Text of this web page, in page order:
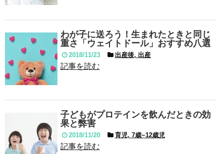
わが子に送ろう！生まれたときと同じ
重さ「ウェイトドール」おすすめ八選
2018/11/23 出産後, 出産
記事を読む
子どもがプロテインを飲んだときの効
果と弊害
2018/11/20 育児, 7歳~12歳児
記事を読む